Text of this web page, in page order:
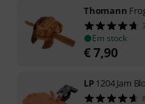
Thomann
Em stock
€7,90
LP1204 Jam